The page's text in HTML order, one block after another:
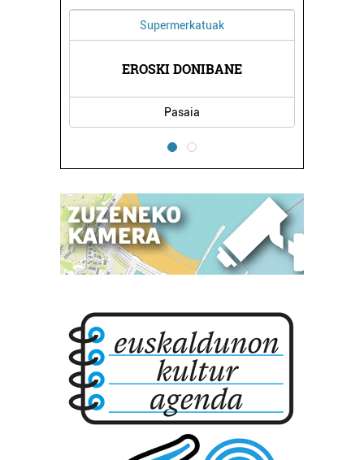
EROSKI DONIBANE
AUZI HIGIEZINEN